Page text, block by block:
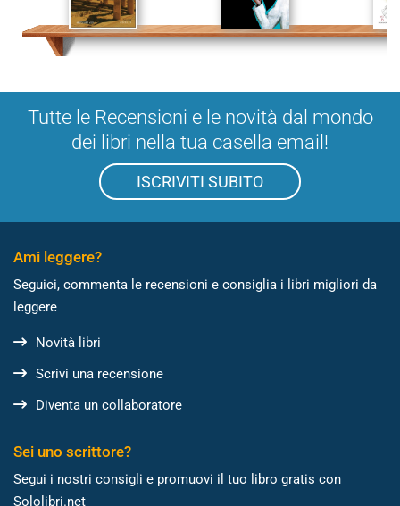
Tutte le Recensioni e le novità dal mondo
dei libri nella tua casella email!
ISCRIVITI SUBITO
Ami leggere?
Seguici, commenta le recensioni e consiglia i libri migliori da
leggere
Novità libri
Scrivi una recensione
Diventa un collaboratore
Sei uno scrittore?
Segui i nostri consigli e promuovi il tuo libro gratis con
Sololibri.net